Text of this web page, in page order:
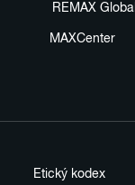
REMAX Global
MAXCenter
Etický kodex